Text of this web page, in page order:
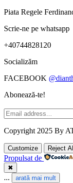
Piata Regele
Scrie-ne pe whatsapp
+40744828120
Socializăm
FACEBOOK
Abonează-te!
Copyright 2025 By
Customize Reject All
Propulsat de
✖
... arată mai mult